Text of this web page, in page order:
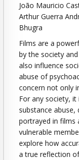
João Mauricio
Arthur Guerra
Bhugra
Films are a
by the society
also influence
abuse of
concern not only
For any society,
substance abuse,
portrayed in films
vulnerable
explore how
a true reflection